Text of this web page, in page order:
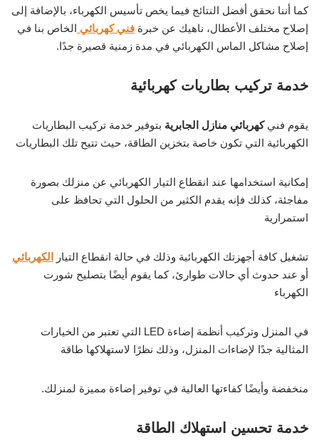
كما أننا نحقق أفضل النتائج فيما يخص تأسيس الكهرباء، بالإضافة إلى
إصلاح مختلف الأعطال، ناهيك عن خبرة فني كهربائي الخاص بنا في
إصلاح مشاكل الماس الكهربائي في مدة زمنية قصيرة جدًا.
خدمة تركيب بطاريات كهربائية
يقوم فنيكهربائي منازل الجابرية بتوفير خدمة تركيب البطاريات
الكهربائية التي تكون خاصة بتخزين الطاقة، حيث تتيح تلك البطاريات
إمكانية استخدامها عند انقطاع التيار الكهربائي عن منزلك بصورة
مفاجئة، كذلك فإنه يقدم الكثير من الحلول التي تحافظ على
استمرارية
تشغيل كافة أجهزتك الكهربائية وذلك في حالة انقطاع التيار
الكهربائي
أو عند حدوث أي حالات طوارئ، كما يقوم أيضًا بتصليح شورت
الكهرباء
في المنزل وتركيب أنظمة إضاءة LED التي تعتبر من الخيارات
المثالية جدًا لإضاءات المنزل، وذلك نظرًا لاستهلاكها طاقة
منخفضة وأيضًا كفاءتها العالية في توفير إضاءة مميزة لمنزلك.
خدمة تحسين استهلاك الطاقة